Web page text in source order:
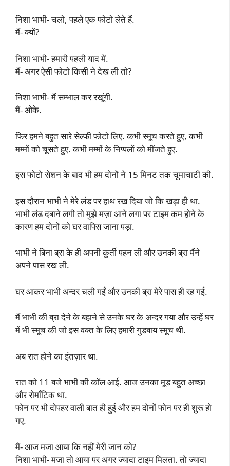
निशा भाभी- चलो, पहले एक फोटो लेते हैं.
मैं- क्यों?
निशा भाभी- हमारी पहली याद में.
मैं- अगर ऐसी फोटो किसी ने देख ली तो?
निशा भाभी- मैं सम्भाल कर रखूंगी.
मैं- ओके.
फिर हमने बहुत सारे सेल्फी फोटो लिए. कभी स्मूच करते हुए, कभी
मम्मों को चूसते हुए. कभी मम्मों के निप्पलों को मींजते हुए.
इस फोटो सेशन के बाद भी हम दोनों ने 15 मिनट तक चूमाचाटी की.
इस दौरान भाभी ने मेरे लंड पर हाथ रख दिया जो कि खड़ा ही था.
भाभी लंड दबाने लगी तो मुझे मज़ा आने लगा पर टाइम कम होने के
कारण हम दोनों को घर वापिस जाना पड़ा.
भाभी ने बिना ब्रा के ही अपनी कुर्ती पहन ली और उनकी ब्रा मैंने
अपने पास रख ली.
घर आकर भाभी अन्दर चली गईं और उनकी ब्रा मेरे पास ही रह गई.
मैं भाभी की ब्रा देने के बहाने से उनके घर के अन्दर गया और उन्हें घर
में भी स्मूच की जो इस वक्त के लिए हमारी गुडबाय स्मूच थी.
अब रात होने का इंतज़ार था.
रात को 11 बजे भाभी की कॉल आई. आज उनका मूड बहुत अच्छा
और रोमाँटिक था.
फोन पर भी दोपहर वाली बात ही हुई और हम दोनों फोन पर ही शुरू हो
गए.
मैं- आज मजा आया कि नहीं मेरी जान को?
निशा भाभी- मजा तो आया पर अगर ज्यादा टाइम मिलता. तो ज्यादा